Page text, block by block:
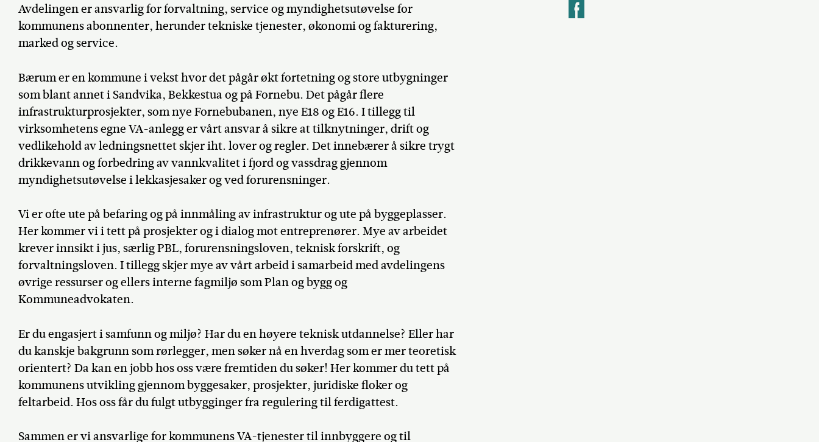
Avdelingen er ansvarlig for forvaltning, service og myndighetsutøvelse for
kommunens abonnenter, herunder tekniske tjenester, økonomi og fakturering,
marked og service.
Bærum er en kommune i vekst hvor det pågår økt fortetning og store utbygninger
som blant annet i Sandvika, Bekkestua og på Fornebu. Det pågår flere
infrastrukturprosjekter, som nye Fornebubanen, nye E18 og E16. I tillegg til
virksomhetens egne VA-anlegg er vårt ansvar å sikre at tilknytninger, drift og
vedlikehold av ledningsnettet skjer iht. lover og regler. Det innebærer å sikre trygt
drikkevann og forbedring av vannkvalitet i fjord og vassdrag gjennom
myndighetsutøvelse i lekkasjesaker og ved forurensninger.
Vi er ofte ute på befaring og på innmåling av infrastruktur og ute på byggeplasser.
Her kommer vi i tett på prosjekter og i dialog mot entreprenører. Mye av arbeidet
krever innsikt i jus, særlig PBL, forurensningsloven, teknisk forskrift, og
forvaltningsloven. I tillegg skjer mye av vårt arbeid i samarbeid med avdelingens
øvrige ressurser og ellers interne fagmiljø som Plan og bygg og
Kommuneadvokaten.
Er du engasjert i samfunn og miljø? Har du en høyere teknisk utdannelse? Eller har
du kanskje bakgrunn som rørlegger, men søker nå en hverdag som er mer teoretisk
orientert? Da kan en jobb hos oss være fremtiden du søker! Her kommer du tett på
kommunens utvikling gjennom byggesaker, prosjekter, juridiske floker og
feltarbeid. Hos oss får du fulgt utbygginger fra regulering til ferdigattest.
Sammen er vi ansvarlige for kommunens VA-tjenester til innbyggere og til